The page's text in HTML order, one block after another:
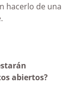
hacerlo de una
abiertos?